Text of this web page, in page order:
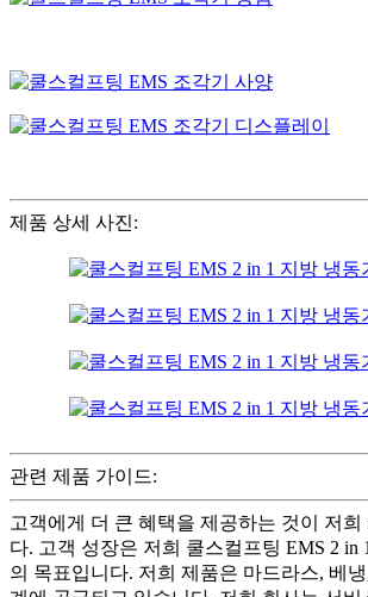
제품 상세 사진:
관련 제품 가이드:
고객에게 더 큰 혜택을 제공하는 것이 저희
다. 고객 성장은 저희 쿨스컬프팅 EMS 2 in
의 목표입니다. 저희 제품은 마드라스, 베